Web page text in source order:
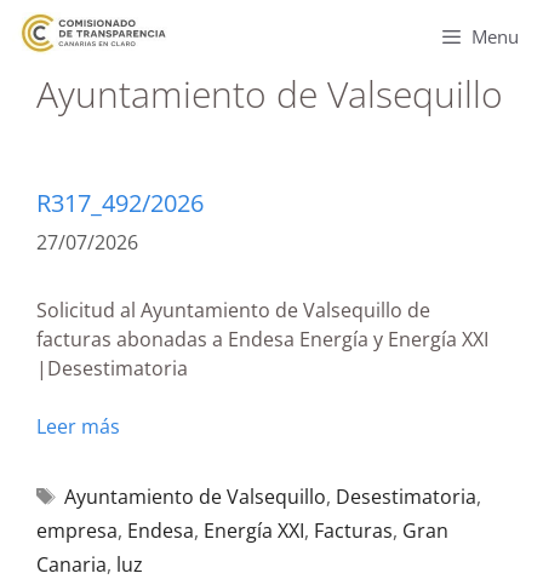
Menu
Ayuntamiento de Valsequillo
R317_492/2026
27/07/2026
Solicitud al Ayuntamiento de Valsequillo de
facturas abonadas a Endesa Energía y Energía XXI
|Desestimatoria
Leer más
Ayuntamiento de Valsequillo, Desestimatoria,
empresa, Endesa, Energía XXI, Facturas, Gran
Canaria, luz